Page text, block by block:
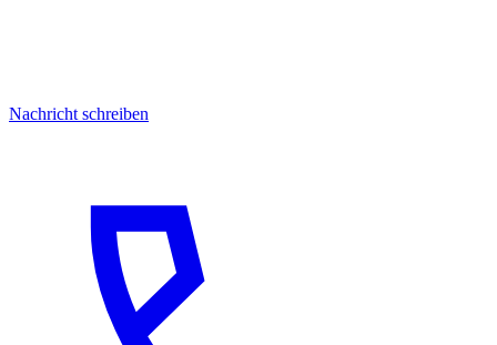
Nachricht schreiben